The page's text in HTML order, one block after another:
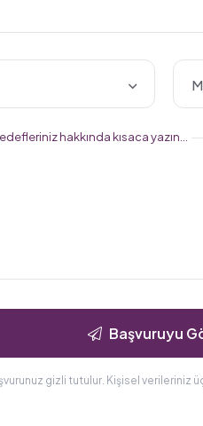
hakkında kısaca yazın...
Başvuruyu
gizli tutulur. Kişisel verileriniz